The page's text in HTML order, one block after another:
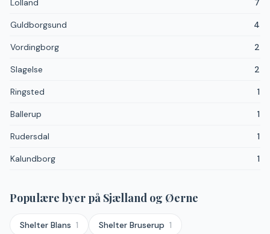
Lolland 7
Guldborgsund 4
Vordingborg 2
Slagelse 2
Ringsted 1
Ballerup 1
Rudersdal 1
Kalundborg 1
Populære byer på Sjælland og Øerne
Shelter Blans 1 Shelter Bruserup 1